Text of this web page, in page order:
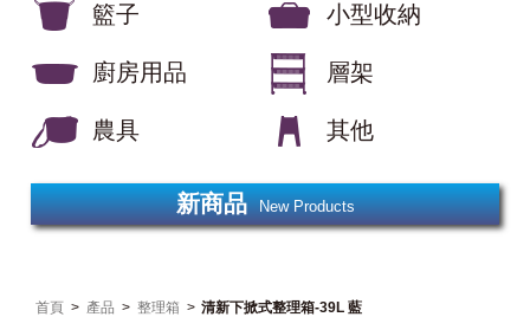
籃子 小型收納
廚房用品 層架
農具 其他
新商品 New Products
首頁 > 產品 > 整理箱 > 清新下掀式整理箱-39L 藍